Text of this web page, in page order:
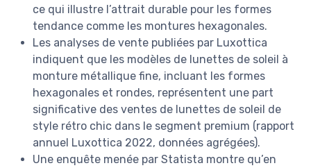
ce qui illustre l’attrait durable pour les formes
tendance comme les montures hexagonales.
Les analyses de vente publiées par Luxottica
indiquent que les modèles de lunettes de soleil à
monture métallique fine, incluant les formes
hexagonales et rondes, représentent une part
significative des ventes de lunettes de soleil de
style rétro chic dans le segment premium (rapport
annuel Luxottica 2022, données agrégées).
Une enquête menée par Statista montre qu’en